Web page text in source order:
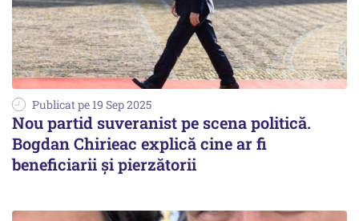
Publicat pe 19 Sep 2025
Nou partid suveranist pe scena politică.
Bogdan Chirieac explică cine ar fi
beneficiarii și pierzătorii